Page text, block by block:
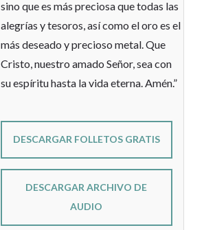
sino que es más preciosa que todas las
alegrías y tesoros, así como el oro es el
más deseado y precioso metal. Que
Cristo, nuestro amado Señor, sea con
su espíritu hasta la vida eterna. Amén.”
DESCARGAR FOLLETOS GRATIS
DESCARGAR ARCHIVO DE
AUDIO